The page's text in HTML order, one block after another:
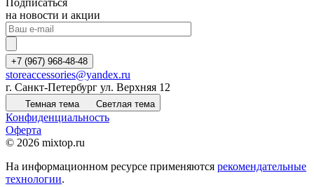
Подписаться
на новости и акции
+7 (967) 968-48-48
storeaccessories@yandex.ru
г. Санкт-Петербург ул. Верхняя 12
Темная тема Светлая тема
Конфиденциальность
Оферта
© 2026 mixtop.ru
На информационном ресурсе применяются рекомендательные
технологии.